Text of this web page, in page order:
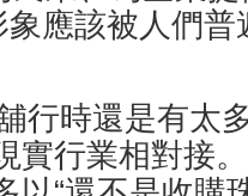
象應該被人們
行時還是有太
實行業相對接